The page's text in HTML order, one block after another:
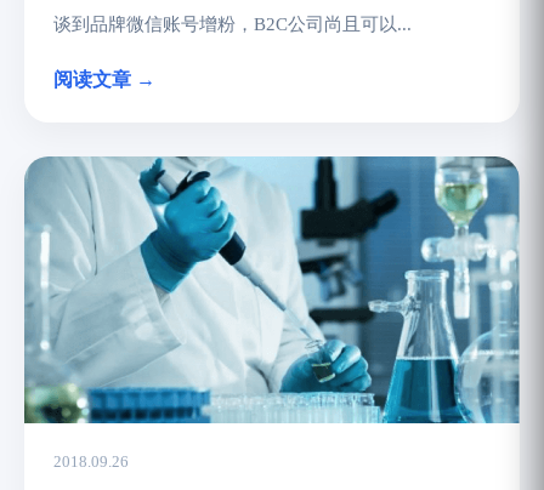
谈到品牌微信账号增粉，B2C公司尚且可以...
阅读文章 →
2018.09.26